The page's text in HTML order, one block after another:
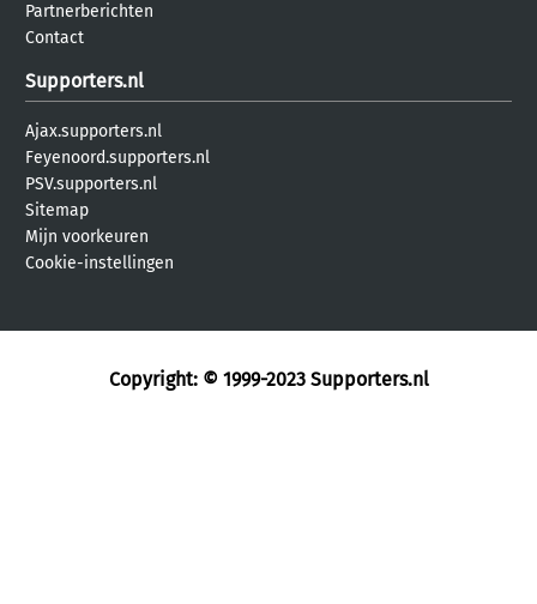
Partnerberichten
Contact
Supporters.nl
Ajax.supporters.nl
Feyenoord.supporters.nl
PSV.supporters.nl
Sitemap
Mijn voorkeuren
Cookie-instellingen
Copyright: © 1999-2023 Supporters.nl